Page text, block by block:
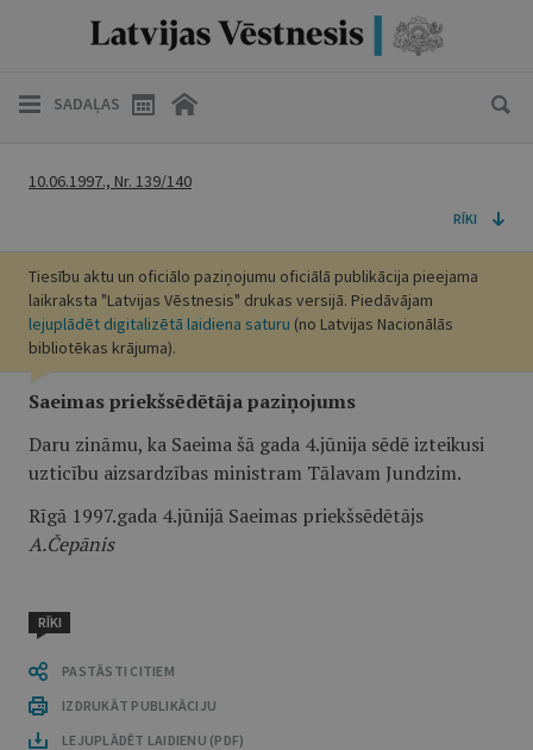
SADAĻAS
10.06.1997., Nr. 139/140
RĪKI
Tiesību aktu un oficiālo paziņojumu oficiālā publikācija pieejama
laikraksta "Latvijas Vēstnesis" drukas versijā. Piedāvājam
lejuplādēt digitalizētā laidiena saturu (no Latvijas Nacionālās
bibliotēkas krājuma).
Saeimas priekšsēdētāja paziņojums
Daru zināmu, ka Saeima šā gada 4.jūnija sēdē izteikusi
uzticību aizsardzības ministram Tālavam Jundzim.
Rīgā 1997.gada 4.jūnijā Saeimas priekšsēdētājs
A.Čepānis
RĪKI
PASTĀSTI CITIEM
IZDRUKĀT PUBLIKĀCIJU
LEJUPLĀDĒT LAIDIENU (PDF)